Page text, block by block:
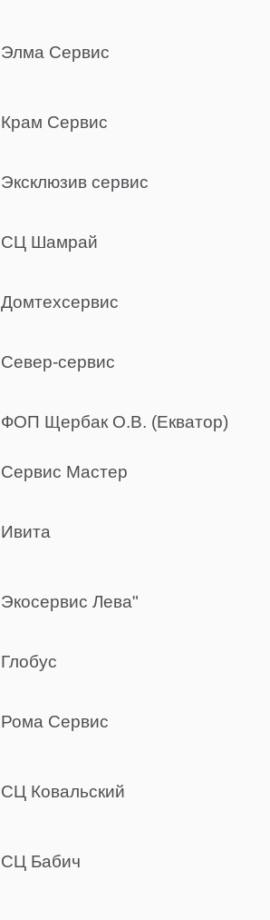
Элма Сервис
Крам Сервис
Эксклюзив сервис
СЦ Шамрай
Домтехсервис
Север-сервис
ФОП Щербак О.В. (Екватор)
Сервис Мастер
Ивита
Экосервис Лева"
Глобус
Рома Сервис
СЦ Ковальский
СЦ Бабич